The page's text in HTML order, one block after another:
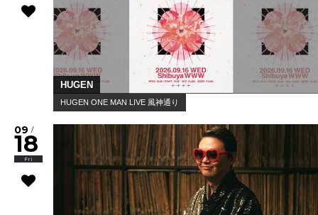
HUGEN
HUGEN ONE MAN LIVE 風神通り
09 /
18
Fri